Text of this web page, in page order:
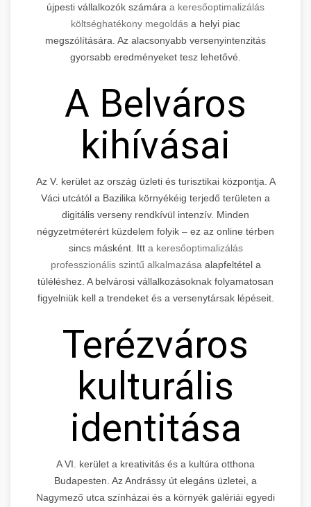
újpesti vállalkozók számára a keresőoptimalizálás
költséghatékony megoldás a helyi piac
megszólítására. Az alacsonyabb versenyintenzitás
gyorsabb eredményeket tesz lehetővé.
A Belváros
kihívásai
Az V. kerület az ország üzleti és turisztikai központja. A
Váci utcától a Bazilika környékéig terjedő területen a
digitális verseny rendkívül intenzív. Minden
négyzetméterért küzdelem folyik – ez az online térben
sincs másként. Itt a keresőoptimalizálás
professzionális szintű alkalmazása alapfeltétel a
túléléshez. A belvárosi vállalkozásoknak folyamatosan
figyelniük kell a trendeket és a versenytársak lépéseit.
Terézváros
kulturális
identitása
A VI. kerület a kreativitás és a kultúra otthona
Budapesten. Az Andrássy út elegáns üzletei, a
Nagymező utca színházai és a környék galériái egyedi